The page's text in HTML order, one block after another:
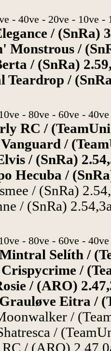
- 40ve - 20ve - 10ve -
/ (SnRa)
Monstrous /
/ (SnRa)
Teardrop /
- 80ve - 60ve -
RC /
/
/ (SnRa)
Hecuba /
/ (SnRa)
/ (SnRa)
- 80ve - 60ve -
Selíth /
/
/ (ARO)
Eitra /
/
/
/ (ARO)